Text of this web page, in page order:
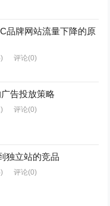
品牌网站流量下降的原
评论(0)
告投放策略
评论(0)
独立站的竞品
评论(0)